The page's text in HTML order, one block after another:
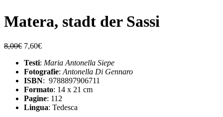
Matera, stadt der Sassi
8,00€ 7,60€
Testi: Maria Antonella Siepe
Fotografie: Antonella Di Gennaro
ISBN: 9788897906711
Formato: 14 x 21 cm
Pagine: 112
Lingua: Tedesca